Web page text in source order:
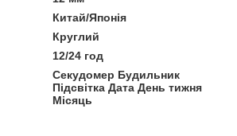
Китай/Японія
Круглий
12/24 год
Секудомер Будильник
Підсвітка Дата День тижня
Місяць